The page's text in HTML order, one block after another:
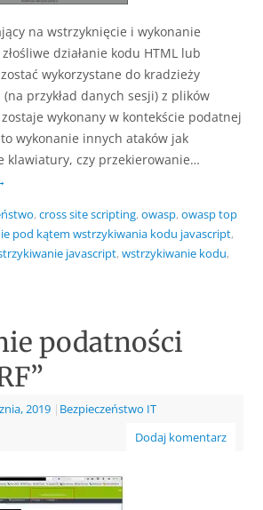
na wstrzyknięcie i wykonanie
działanie kodu HTML lub
wykorzystane do kradzieży
przykład danych sesji) z plików
zostaje wykonany w kontekście podatnej
wykonanie innych ataków jak
klawiatury, czy przekierowanie…
,cross site scripting,owasp,owasp top
pod kątem wstrzykiwania kodu javascript,
javascript,wstrzykiwanie kodu,
podatności
2019 | Bezpieczeństwo IT
Dodaj komentarz